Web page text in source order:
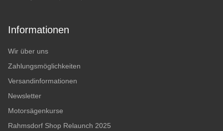
Informationen
Wir über uns
Zahlungsmöglichkeiten
Versandinformationen
Newsletter
Motorsägenkurse
Rahmsdorf Shop Relaunch 2025